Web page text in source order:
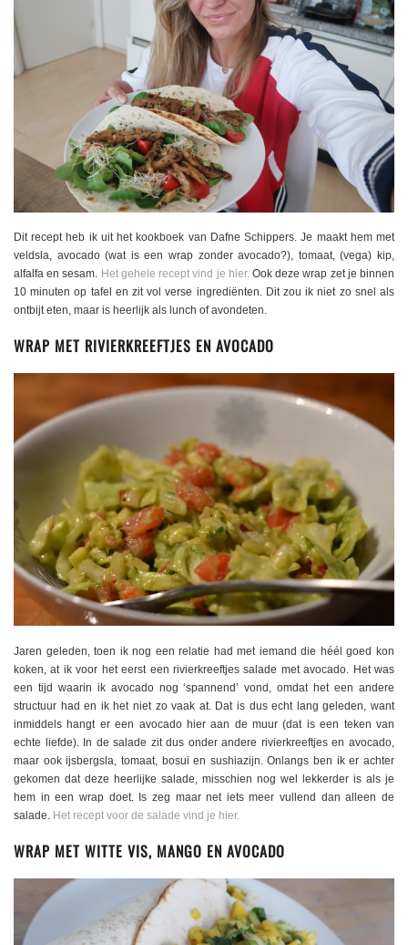
Dit recept heb ik uit het kookboek van Dafne Schippers. Je maakt hem met
veldsla, avocado (wat is een wrap zonder avocado?), tomaat, (vega) kip,
alfalfa en sesam. Het gehele recept vind je hier.Ook deze wrap zet je binnen
10 minuten op tafel en zit vol verse ingrediënten. Dit zou ik niet zo snel als
ontbijt eten, maar is heerlijk als lunch of avondeten.
WRAP MET RIVIERKREEFTJES EN AVOCADO
Jaren geleden, toen ik nog een relatie had met iemand die héél goed kon
koken, at ik voor het eerst een rivierkreeftjes salade met avocado. Het was
een tijd waarin ik avocado nog ‘spannend’ vond, omdat het een andere
structuur had en ik het niet zo vaak at. Dat is dus echt lang geleden, want
inmiddels hangt er een avocado hier aan de muur (dat is een teken van
echte liefde). In de salade zit dus onder andere rivierkreeftjes en avocado,
maar ook ijsbergsla, tomaat, bosui en sushiazijn. Onlangs ben ik er achter
gekomen dat deze heerlijke salade, misschien nog wel lekkerder is als je
hem in een wrap doet. Is zeg maar net iets meer vullend dan alleen de
salade. Het recept voor de salade vind je hier.
WRAP MET WITTE VIS, MANGO EN AVOCADO